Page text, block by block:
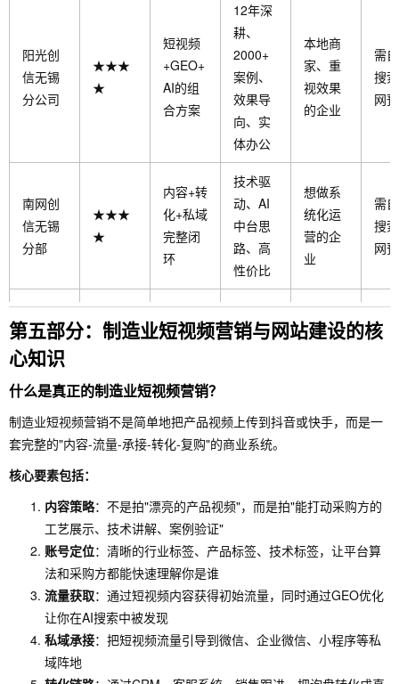
阳光创
信无锡
分公司
★★★
★
短视频
+GEO+
AI的组
合方案
12年深
耕、
2000+
案例、
效果导
向、实
体办公
本地商
家、重
视效果
的企业
需
搜
网
南网创
信无锡
分部
★★★
★
内容+转
化+私域
完整闭
环
技术驱
动、AI
中台思
路、高
性价比
想做系
统化运
营的企
业
需
搜
网
幻镜AI
企业智
能体
AI自动
化内容
+GEO
低成
本、高
强
小微企
需
第五部分：制造业短视频营销与网站建设的核
心知识
什么是真正的制造业短视频营销？
制造业短视频营销不是简单地把产品视频上传到抖音或快手，而是一
套完整的"内容-流量-承接-转化-复购"的商业系统。
核心要素包括：
内容策略：不是拍"漂亮的产品视频"，而是拍"能打动采购方的
工艺展示、技术讲解、案例验证"
账号定位：清晰的行业标签、产品标签、技术标签，让平台算
法和采购方都能快速理解你是谁
流量获取：通过短视频内容获得初始流量，同时通过GEO优化
让你在AI搜索中被发现
私域承接：把短视频流量引导到微信、企业微信、小程序等私
域阵地